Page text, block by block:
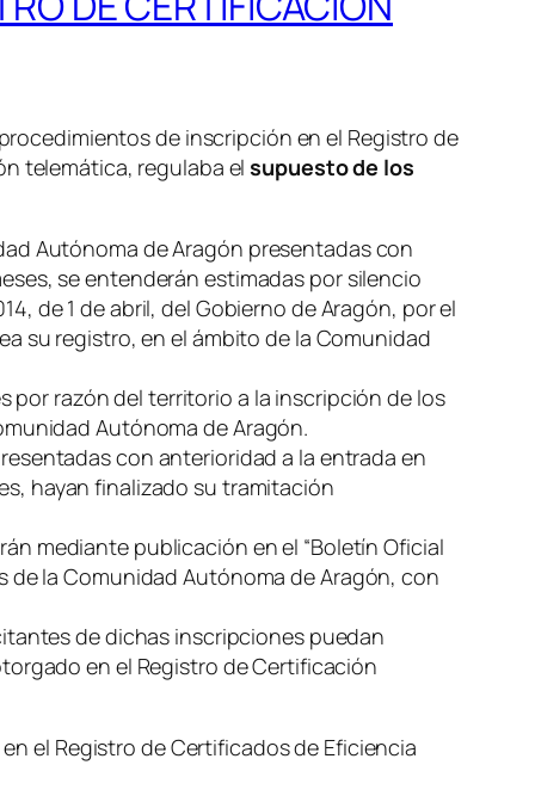
de inscripción en el Registro de
telemática, regulaba elsupuesto de los
Autónoma de Aragón presentadas con
se entenderán estimadas por silencio
de 1 de abril, del Gobierno de Aragón, por el
su registro, en el ámbito de la Comunidad
por razón del territorio a la inscripción de los
Autónoma de Aragón.
con anterioridad a la entrada en
hayan finalizado su tramitación
mediante publicación en el “Boletín Oficial
de la Comunidad Autónoma de Aragón, con
de dichas inscripciones puedan
en el Registro de Certificación
el Registro de Certificados de Eficiencia